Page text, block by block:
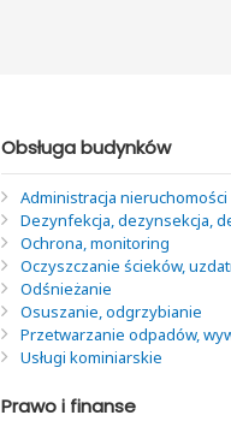
Obsługa budynków
Administracja nieruchomości
Dezynfekcja, dezynsekcja,
Ochrona, monitoring
Oczyszczanie ścieków,
Odśnieżanie
Osuszanie, odgrzybianie
Przetwarzanie odpadów,
Usługi kominiarskie
Prawo i finanse